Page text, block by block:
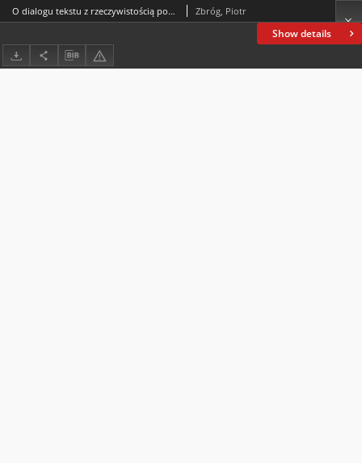
Show details
O dialogu tekstu z rzeczywistością pozajęzykową, czyli relacje wewnętrzne w najdawniejszych grupach apozycyjnych a ich denotacja Zbróg, Piotr